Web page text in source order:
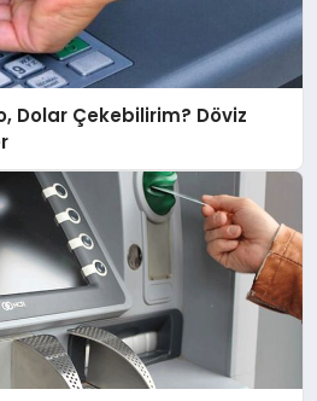
Dolar Çekebilirim? Döviz